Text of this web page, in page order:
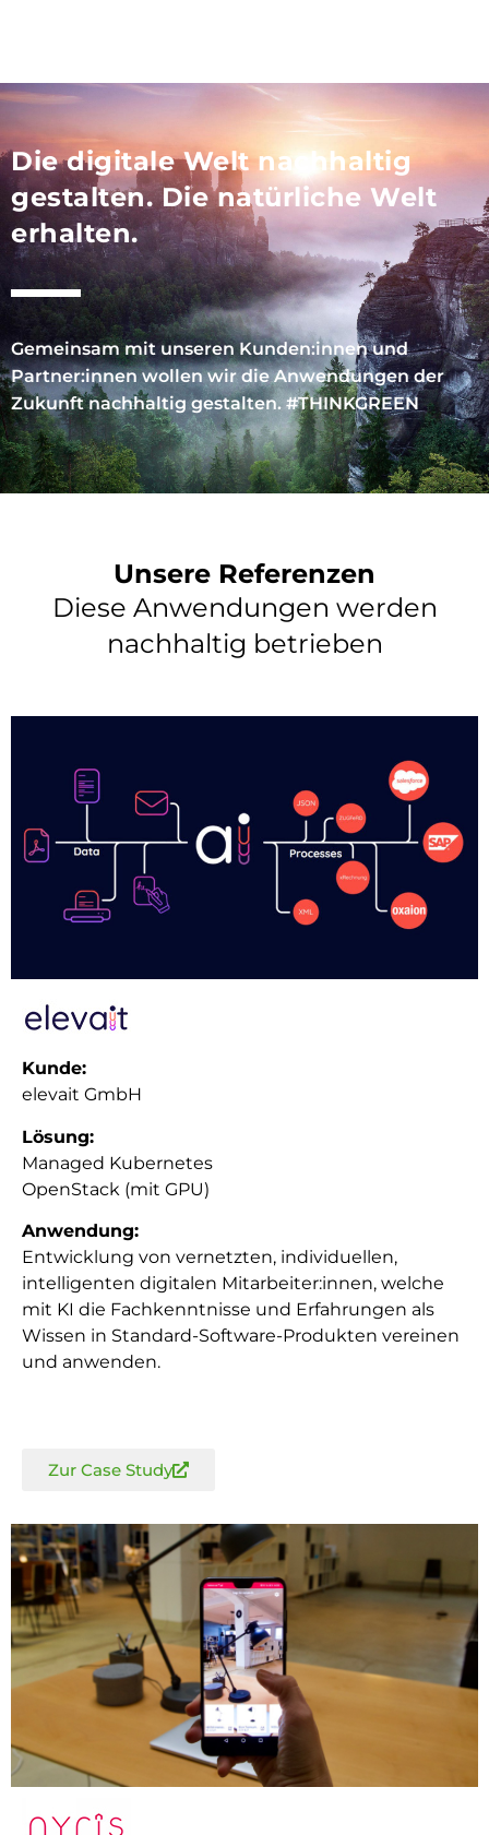
Die digitale Welt nachhaltig
gestalten. Die natürliche Welt
erhalten.
Gemeinsam mit unseren Kunden:innen und
Partner:innen wollen wir die Anwendungen der
Zukunft nachhaltig gestalten. #THINKGREEN
Unsere Referenzen
Diese Anwendungen werden
nachhaltig betrieben
Kunde:
elevait GmbH
Lösung:
Managed Kubernetes
OpenStack (mit GPU)
Anwendung:
Entwicklung von vernetzten, individuellen,
intelligenten digitalen Mitarbeiter:innen, welche
mit KI die Fachkenntnisse und Erfahrungen als
Wissen in Standard-Software-Produkten vereinen
und anwenden.
Zur Case Study